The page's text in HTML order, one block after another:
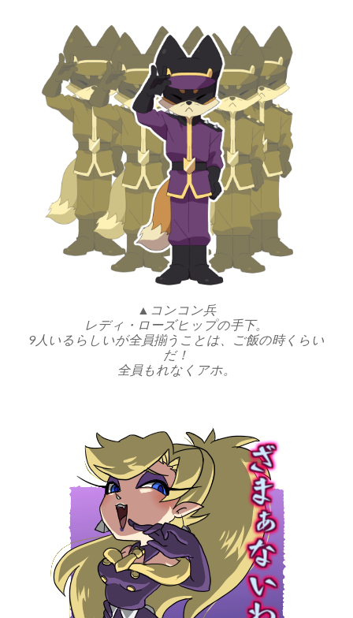
▲コンコン兵
レディ・ローズヒップの手下。
9人いるらしいが全員揃うことは、ご飯の時くらい
だ！
全員もれなくアホ。